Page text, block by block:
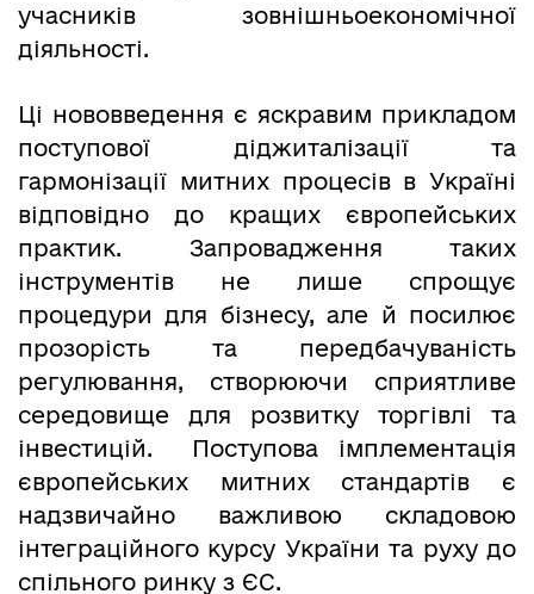
учасників зовнішньоекономічної
діяльності.
Ці нововведення є яскравим прикладом
поступової діджиталізації та
гармонізації митних процесів в Україні
відповідно до кращих європейських
практик. Запровадження таких
інструментів не лише спрощує
процедури для бізнесу, але й посилює
прозорість та передбачуваність
регулювання, створюючи сприятливе
середовище для розвитку торгівлі та
інвестицій. Поступова імплементація
європейських митних стандартів є
надзвичайно важливою складовою
інтеграційного курсу України та руху до
спільного ринку з ЄС.